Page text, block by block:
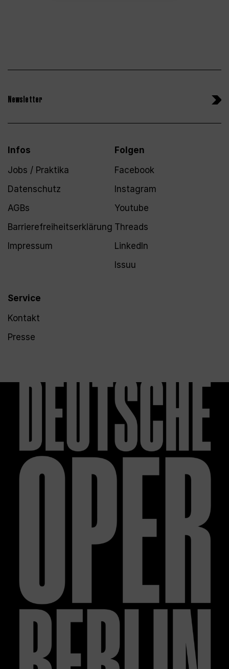
Newsletter
Infos
Jobs / Praktika
Datenschutz
AGBs
Barrierefreiheitserklärung
Impressum
Service
Kontakt
Presse
Folgen
Facebook
Instagram
Youtube
Threads
LinkedIn
Issuu